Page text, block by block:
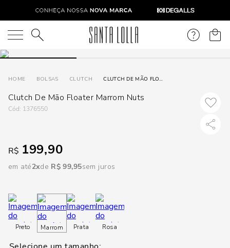
O que você está procurando?
BOLSAS CLUTCH CLUTCH DE MÃO FLOATER MARROM NUTS
Clutch De Mão Floater Marrom Nuts
: 1376550
R$ 199,90
em até2 R$ 99,95sem juros
Preto Marrom Prata Rosa